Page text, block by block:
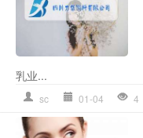
乳业...
sc 01-04 4